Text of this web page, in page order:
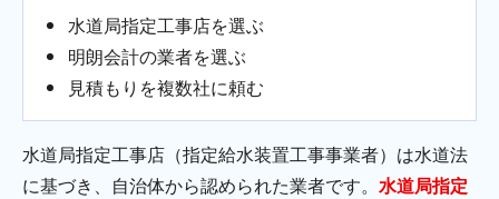
水道局指定工事店を選ぶ
明朗会計の業者を選ぶ
見積もりを複数社に頼む
水道局指定工事店（指定給水装置工事事業者）は水道法
に基づき、自治体から認められた業者です。 水道局指定